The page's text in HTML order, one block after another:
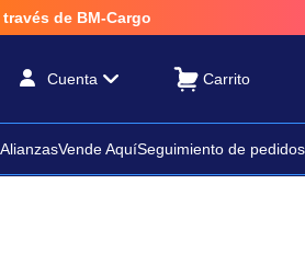
de BM-Cargo
Cuenta
AlianzasVende AquíSeguimiento de pedidos